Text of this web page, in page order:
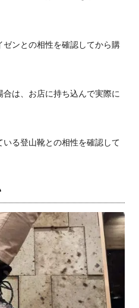
ンとの相性を確認してから購
は、お店に持ち込んで実際に
る登山靴との相性を確認して